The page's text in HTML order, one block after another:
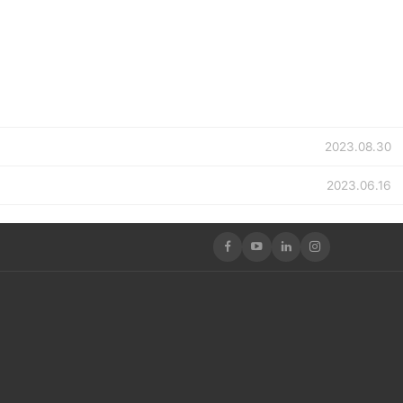
2023.08.30
2023.06.16